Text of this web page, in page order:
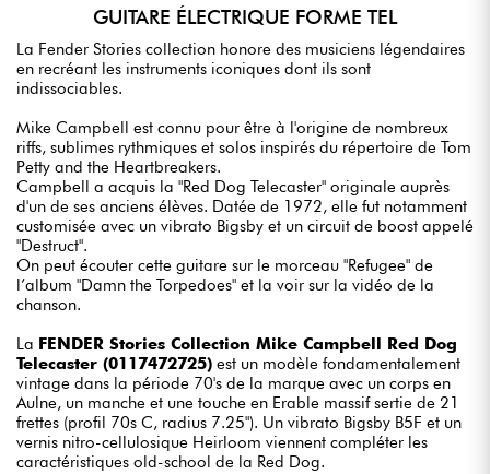
GUITARE ÉLECTRIQUE FORME TEL
La Fender Stories collection honore des musiciens légendaires
en recréant les instruments iconiques dont ils sont
indissociables.
Mike Campbell est connu pour être à l'origine de nombreux
riffs, sublimes rythmiques et solos inspirés du répertoire de Tom
Petty and the Heartbreakers.
Campbell a acquis la "Red Dog Telecaster" originale auprès
d'un de ses anciens élèves. Datée de 1972, elle fut notamment
customisée avec un vibrato Bigsby et un circuit de boost appelé
"Destruct".
On peut écouter cette guitare sur le morceau "Refugee" de
l’album "Damn the Torpedoes" et la voir sur la vidéo de la
chanson.
La FENDER Stories Collection Mike Campbell Red Dog
Telecaster (0117472725) est un modèle fondamentalement
vintage dans la période 70's de la marque avec un corps en
Aulne, un manche et une touche en Erable massif sertie de 21
frettes (profil 70s C, radius 7.25"). Un vibrato Bigsby B5F et un
vernis nitro-cellulosique Heirloom viennent compléter les
caractéristiques old-school de la Red Dog.